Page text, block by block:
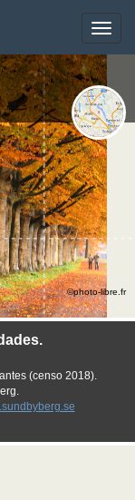
Toggle
(censo 2018).
©photo-libre.fr
Toggle